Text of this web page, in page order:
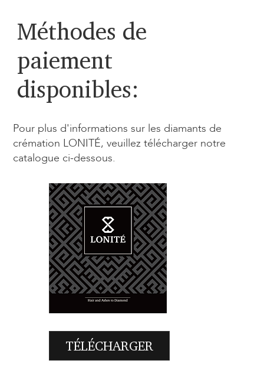
Pour plus d'informations sur les diamants de
crémation LONITÉ, veuillez télécharger notre
catalogue ci-dessous.
TÉLÉCHARGER
Méthodes de
paiement
disponibles: